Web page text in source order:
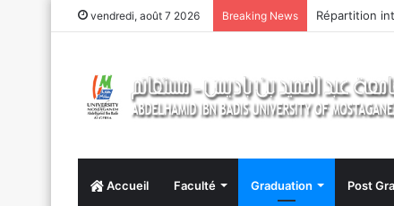
vendredi, août 7 2026 Breaking News Répartition
Accueil Faculté Graduation Post